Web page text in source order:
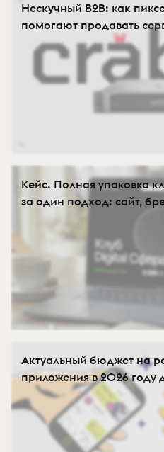
Нескучный B2B: как
помогают продавать
Кейс. Полная упаковка
за один подход: сайт,
Актуальный бюджет на
приложения в 2026 году